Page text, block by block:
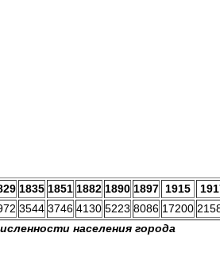
1835 1851 1882 1890 1897 1915
3544 3746 4130 5223 8086 17200
населения города